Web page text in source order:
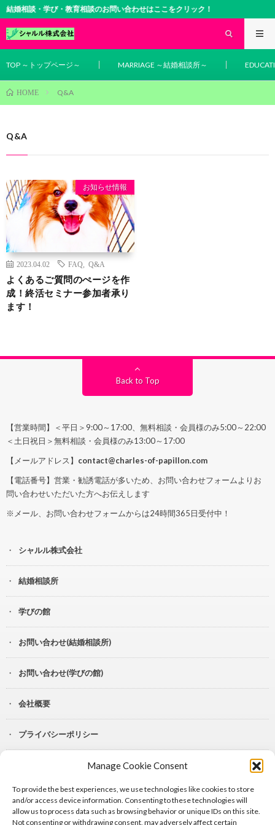
Manage Cookie Consent
To provide the best experiences, we use technologies like cookies to store
and/or access device information. Consenting to these technologies will
allow us to process data such as browsing behavior or unique IDs on this site.
Not consenting or withdrawing consent, may adversely affect certain
結婚相談・学び・教育相談のお問い合わせはここをクリック！
TOP ～トップページ～ MARRIAGE ～結婚相談所～
HOME Q&A
Q&A
お知らせ情報
2023.04.02 FAQ Q&A
よくあるご質問のぺージを作
成！終活セミナー参加者承り
ます！
Back to Top
【営業時間】＜平日＞9:00～17:00、無料相談・会員様のみ5:00～22:00
＜土日祝日＞無料相談・会員様のみ13:00～17:00
【メールアドレス】 contact@charles-of-papillon.com
【電話番号】営業・勧誘電話が多いため、お問い合わせフォームよりお
問い合わせいただいた方へお伝えします
※メール、お問い合わせフォームからは24時間365日受付中！
シャルル株式会社
結婚相談所
学びの館
お問い合わせ(結婚相談所)
お問い合わせ(学びの館)
会社概要
プライバシーポリシー
Lit.Link